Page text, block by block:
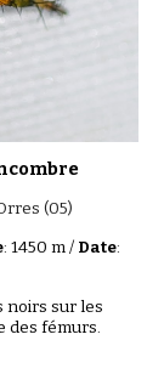
(05)
: 1450 m / Date:
noirs sur les
des fémurs.